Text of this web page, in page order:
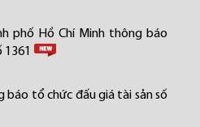
phố Hồ Chí Minh thông báo
báo tổ chức đấu giá tài sản số